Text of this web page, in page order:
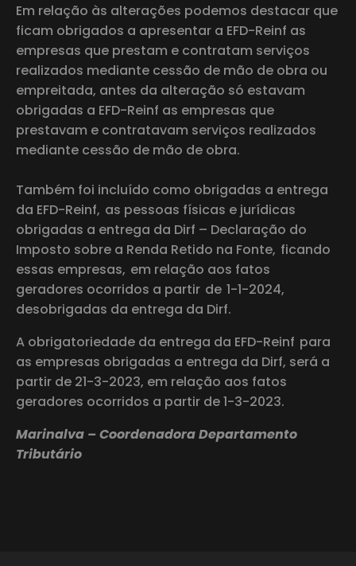
Em relação às alterações podemos destacar que
ficam obrigados a apresentar a EFD-Reinf as
empresas que prestam e contratam serviços
realizados mediante cessão de mão de obra ou
empreitada, antes da alteração só estavam
obrigadas a EFD-Reinf as empresas que
prestavam e contratavam serviços realizados
mediante cessão de mão de obra.
Também foi incluído como obrigadas a entrega
da EFD-Reinf, as pessoas físicas e jurídicas
obrigadas a entrega da Dirf – Declaração do
Imposto sobre a Renda Retido na Fonte, ficando
essas empresas, em relação aos fatos
geradores ocorridos a partir de 1-1-2024,
desobrigadas da entrega da Dirf.
A obrigatoriedade da entrega da EFD-Reinf para
as empresas obrigadas a entrega da Dirf, será a
partir de 21-3-2023, em relação aos fatos
geradores ocorridos a partir de 1-3-2023.
Marinalva – Coordenadora Departamento
Tributário